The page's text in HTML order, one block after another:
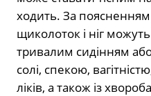
ходить. За поясненням
щиколоток і ніг можуть
тривалим сидінням
солі, спекою,
ліків, а також із